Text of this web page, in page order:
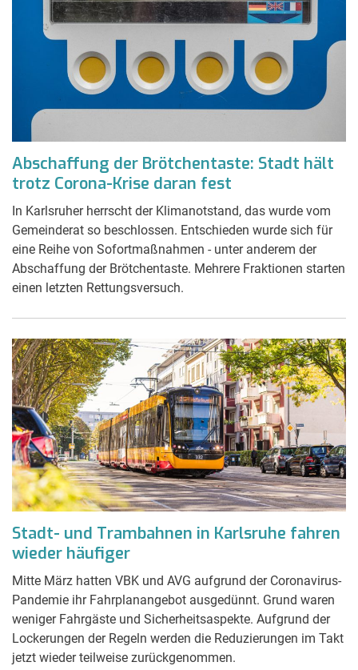
Abschaffung der Brötchentaste: Stadt hält
trotz Corona-Krise daran fest
In Karlsruher herrscht der Klimanotstand, das wurde vom
Gemeinderat so beschlossen. Entschieden wurde sich für
eine Reihe von Sofortmaßnahmen - unter anderem der
Abschaffung der Brötchentaste. Mehrere Fraktionen starten
einen letzten Rettungsversuch.
Stadt- und Trambahnen in Karlsruhe fahren
wieder häufiger
Mitte März hatten VBK und AVG aufgrund der Coronavirus-
Pandemie ihr Fahrplanangebot ausgedünnt. Grund waren
weniger Fahrgäste und Sicherheitsaspekte. Aufgrund der
Lockerungen der Regeln werden die Reduzierungen im Takt
jetzt wieder teilweise zurückgenommen.